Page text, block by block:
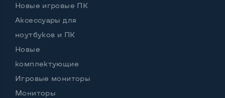
Остальные возможности:
ЦветЧерный
Новые игровые ПК
Аксессуары для
ноутбуков и ПК
Новые
комплектующие
Игровые мониторы
Мониторы